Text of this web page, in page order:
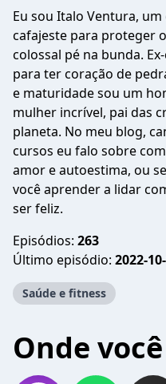
Eu sou Italo Ventura,
cafajeste para proteger
colossal pé na bunda.
para ter coração de
e maturidade sou um
mulher incrível, pai das
planeta. No meu blog,
cursos eu falo sobre
amor e autoestima, ou
você aprender a lidar
ser feliz.
Episódios: 263
Último episódio: 2022-
Saúde e fitness
Onde